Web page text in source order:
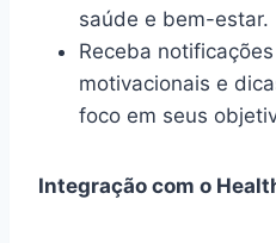
saúde e bem-estar.
Receba
motivacionais e
foco em seus
Integração com o